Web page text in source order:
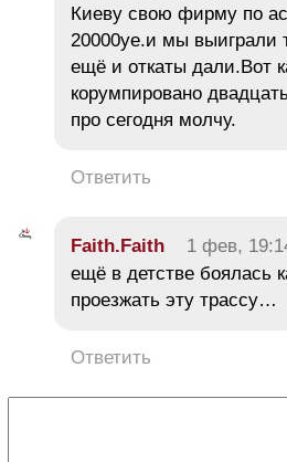
Киеву свою фирму по
20000уе.и мы выиграли
ещё и откаты дали.Вот
корумпировано
про сегодня молчу.
Ответить
Faith.Faith 1 фев,
ещё в детстве боялась
проезжать эту трассу…
Ответить